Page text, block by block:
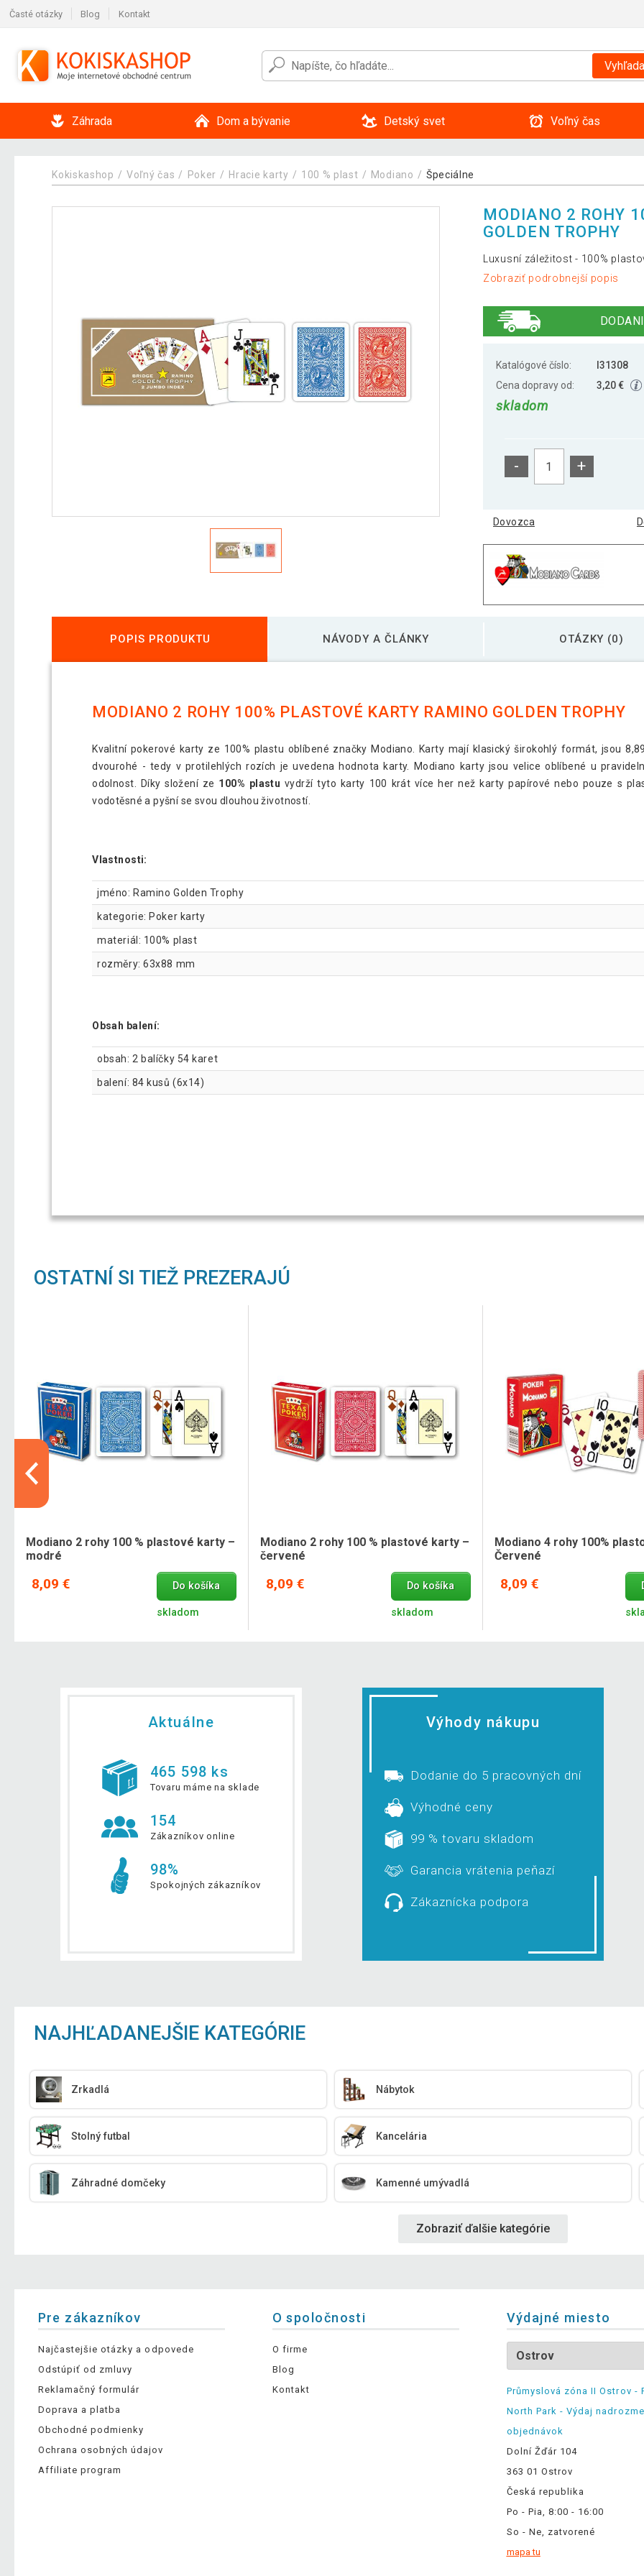
Časté otázky Blog Kontakt
Záhrada Dom a bývanie Detský svet Voľný čas
Kokiskashop Voľný čas Poker Hracie karty 100 % plast Modiano Špeciálne
MODIANO 2 ROHY
GOLDEN TROPHY
Luxusní záležitost - 100%
Zobraziť podrobnejší popis
Katalógové číslo:
I31308
Cena dopravy od:
3,20 €
skladom
- +
Dovozca
POPIS PRODUKTU NÁVODY A ČLÁNKY OTÁZKY (0)
MODIANO 2 ROHY 100% PLASTOVÉ KARTY RAMINO GOLDEN TROPHY
Kvalitní pokerové karty ze 100% plastu oblíbené značky Modiano. Karty mají klasický širokohlý formát, jsou
dvourohé - tedy v protilehlých rozích je uvedena hodnota karty. Modiano karty jsou velice oblíbené u
odolnost. Díky složení ze 100% plastu vydrží tyto karty 100 krát více her než karty papírové nebo pouze s
vodotěsné a pyšní se svou dlouhou životností.
Vlastnosti:
jméno: Ramino Golden Trophy
kategorie: Poker karty
materiál: 100% plast
rozměry: 63x88 mm
Obsah balení:
obsah: 2 balíčky 54 karet
balení: 84 kusů (6x14)
OSTATNÍ SI TIEŽ PREZERAJÚ
Modiano 2 rohy 100 % plastové karty –
modré
8,09 € Do košíka
skladom
Modiano 2 rohy 100 % plastové karty –
červené
8,09 € Do košíka
skladom
Modiano 4 rohy 100%
Červené
8,09 €
Aktuálne
465 598 ks
Tovaru máme na sklade
154
Zákazníkov online
98%
Spokojných zákazníkov
Výhody nákupu
Dodanie do 5 pracovných dní
Výhodné ceny
99 % tovaru skladom
Garancia vrátenia peňazí
Zákaznícka podpora
NAJHĽADANEJŠIE KATEGÓRIE
Zrkadlá Nábytok
Stolný futbal Kancelária
Záhradné domčeky Kamenné umývadlá
Zobraziť ďalšie kategórie
Pre zákazníkov
Najčastejšie otázky a odpovede
Odstúpiť od zmluvy
Reklamačný formulár
Doprava a platba
Obchodné podmienky
Ochrana osobných údajov
Affiliate program
O spoločnosti
O firme
Blog
Kontakt
Výdajné miesto
Průmyslová zóna II Ostrov -
North Park - Výdaj
objednávok
Dolní Žďár 104
363 01 Ostrov
Česká republika
Po - Pia, 8:00 - 16:00
So - Ne, zatvorené
mapa tu